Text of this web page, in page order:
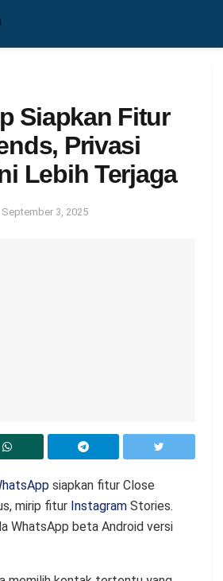
Siapkan Fitur
Privasi
Lebih Terjaga
September 3, 2025
siapkan fitur Close
mirip fitur Instagram Stories.
WhatsApp beta Android versi